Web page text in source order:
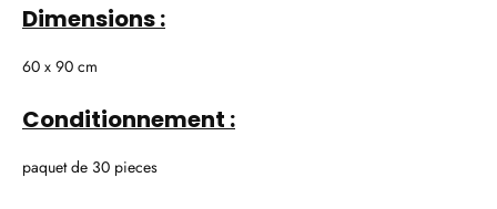
Dimensions :
60 x 90 cm
Conditionnement :
paquet de 30 pieces